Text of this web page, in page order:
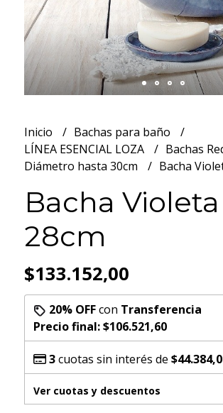
Inicio
Bachas para baño
LÍNEA ESENCIAL LOZA
Bachas
Diámetro hasta 30cm
Bacha
Bacha Violeta
28cm
$133.152,00
20% OFFcon Transferencia
Precio final:$106.521,60
3cuotas sin interés de
Ver cuotas y descuentos